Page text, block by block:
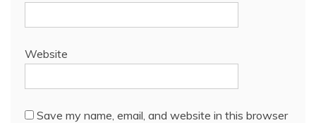
Website
Save my name, email, and website in this browser